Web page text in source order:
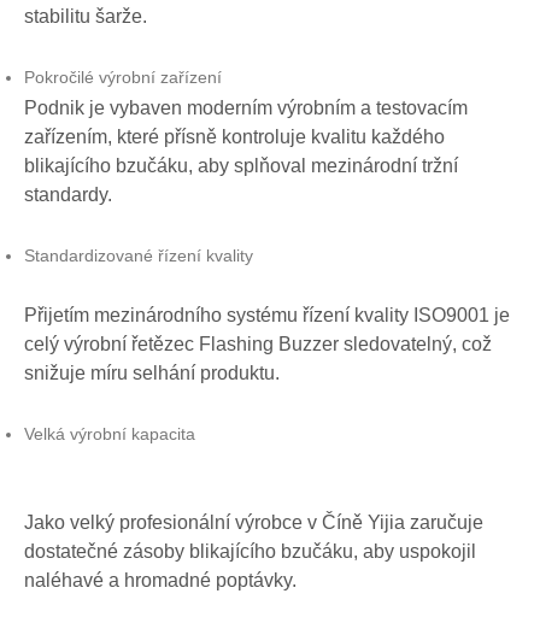
stabilitu šarže.
Pokročilé výrobní zařízení
Podnik je vybaven moderním výrobním a testovacím
zařízením, které přísně kontroluje kvalitu každého
blikajícího bzučáku, aby splňoval mezinárodní tržní
standardy.
Standardizované řízení kvality
Přijetím mezinárodního systému řízení kvality ISO9001 je
celý výrobní řetězec Flashing Buzzer sledovatelný, což
snižuje míru selhání produktu.
Velká výrobní kapacita
Jako velký profesionální výrobce v Číně Yijia zaručuje
dostatečné zásoby blikajícího bzučáku, aby uspokojil
naléhavé a hromadné poptávky.